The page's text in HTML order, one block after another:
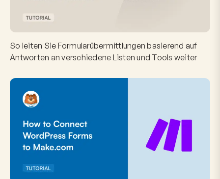
So leiten Sie Formularübermittlungen basierend auf
Antworten an verschiedene Listen und Tools weiter